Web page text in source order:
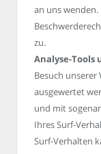
an uns
zu.
Analyse-
Besuch
ausgewertet
und mit
Ihres Surf-
Surf-Verhalten